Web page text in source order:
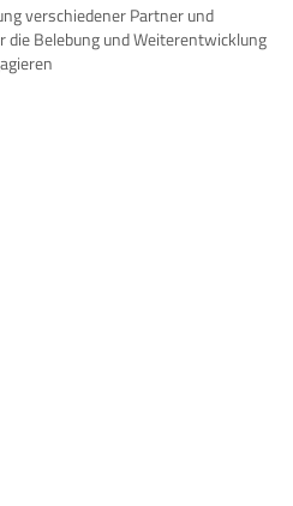
verschiedener Partner und
die Belebung und Weiterentwicklung